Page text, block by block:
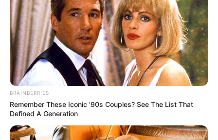
BRAINBERRIES
Remember These Iconic '90s Couples? See The List That
Defined A Generation